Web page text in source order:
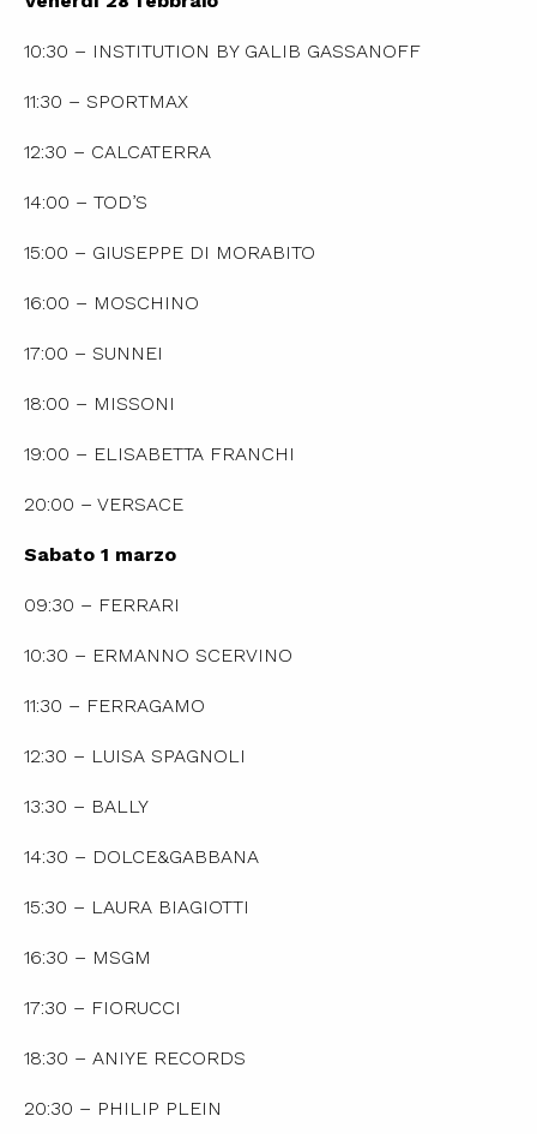
10:30 – INSTITUTION BY GALIB GASSANOFF
11:30 – SPORTMAX
12:30 – CALCATERRA
14:00 – TOD’S
15:00 – GIUSEPPE DI MORABITO
16:00 – MOSCHINO
17:00 – SUNNEI
18:00 – MISSONI
19:00 – ELISABETTA FRANCHI
20:00 – VERSACE
Sabato 1 marzo
09:30 – FERRARI
10:30 – ERMANNO SCERVINO
11:30 – FERRAGAMO
12:30 – LUISA SPAGNOLI
13:30 – BALLY
14:30 – DOLCE&GABBANA
15:30 – LAURA BIAGIOTTI
16:30 – MSGM
17:30 – FIORUCCI
18:30 – ANIYE RECORDS
20:30 – PHILIP PLEIN